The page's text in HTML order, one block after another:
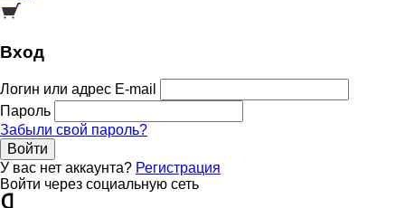
Вход
Логин или адрес E-mail
Пароль
Забыли свой пароль?
Войти
У вас нет аккаунта? Регистрация
Войти через социальную сеть